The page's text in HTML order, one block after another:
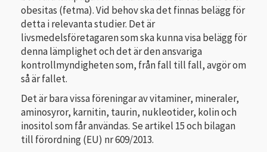
obesitas (fetma). Vid behov ska det finnas belägg för
detta i relevanta studier. Det är
livsmedelsföretagaren som ska kunna visa belägg för
denna lämplighet och det är den ansvariga
kontrollmyndigheten som, från fall till fall, avgör om
så är fallet.
Det är bara vissa föreningar av vitaminer, mineraler,
aminosyror, karnitin, taurin, nukleotider, kolin och
inositol som får användas. Se artikel 15 och bilagan
till förordning (EU) nr 609/2013.